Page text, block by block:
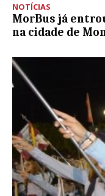
NOTÍCIAS
MorBus já
na cidade de